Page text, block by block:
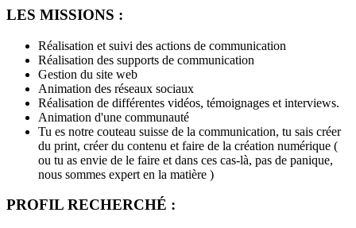
LES MISSIONS :
Réalisation et suivi des actions de communication
Réalisation des supports de communication
Gestion du site web
Animation des réseaux sociaux
Réalisation de différentes vidéos, témoignages et interviews.
Animation d'une communauté
Tu es notre couteau suisse de la communication, tu sais créer
du print, créer du contenu et faire de la création numérique (
ou tu as envie de le faire et dans ces cas-là, pas de panique,
nous sommes expert en la matière )
PROFIL RECHERCHÉ :